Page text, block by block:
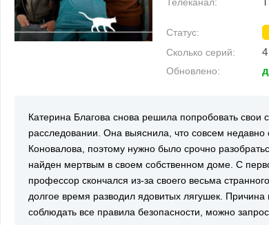
Статус:
Сколько серий:
Обновлено:
Катерина Благова снова решила попробовать свои
расследовании. Она выяснила, что совсем
Коновалова, поэтому нужно было срочно
найден мертвым в своем собственном доме. С
профессор скончался из-за своего весьма
долгое время разводил ядовитых лягушек.
соблюдать все правила безопасности, можно